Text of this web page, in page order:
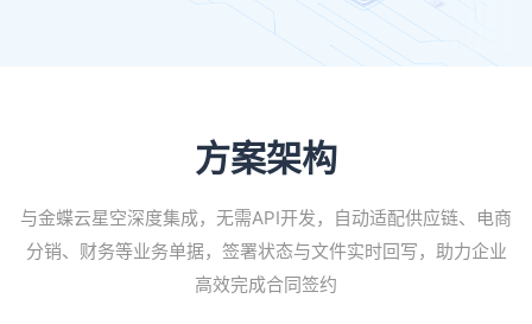
方案架构
与金蝶云星空深度集成，无需API开发，自动适配供应链、电商
分销、财务等业务单据，签署状态与文件实时回写，助力企业
高效完成合同签约